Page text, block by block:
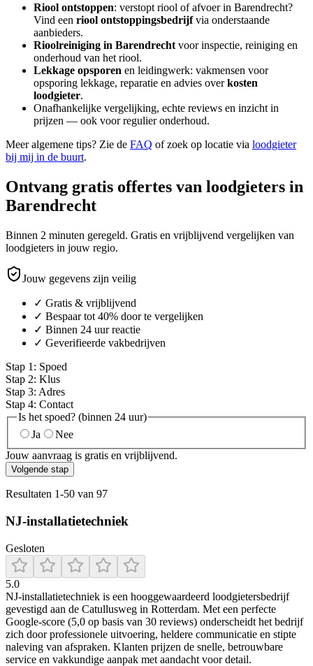
Riool ontstoppen: verstopt riool of afvoer in Barendrecht?
Vind een riool ontstoppingsbedrijfvia onderstaande
aanbieders.
Rioolreiniging in Barendrecht voor inspectie, reiniging en
onderhoud van het riool.
Lekkage opsporen en leidingwerk: vakmensen voor
opsporing lekkage, reparatie en advies overkosten
loodgieter.
Onafhankelijke vergelijking, echte reviews en inzicht in
prijzen — ook voor regulier onderhoud.
Meer algemene tips? Zie de FAQ of zoek op locatie via loodgieter
bij mij in de buurt.
Ontvang gratis offertes van loodgieters in
Barendrecht
Binnen 2 minuten geregeld. Gratis en vrijblijvend vergelijken van
loodgieters in jouw regio.
Jouw gegevens zijn veilig
✓ Gratis & vrijblijvend
✓ Bespaar tot 40% door te vergelijken
✓ Binnen 24 uur reactie
✓ Geverifieerde vakbedrijven
Stap 1 : Spoed
Stap 2: Klus
Stap 3: Adres
Stap 4: Contact
Is het spoed? (binnen 24 uur)
Ja
Nee
Jouw aanvraag is gratis en vrijblijvend.
Volgende stap
Resultaten 1-50 van 97
NJ-installatietechniek
Gesloten
5.0
NJ‑installatietechniek is een hooggewaardeerd loodgietersbedrijf
gevestigd aan de Catullusweg in Rotterdam. Met een perfecte
Google-score (5,0 op basis van 30 reviews) onderscheidt het bedrijf
zich door professionele uitvoering, heldere communicatie en stipte
naleving van afspraken. Klanten prijzen de snelle, betrouwbare
service en vakkundige aanpak met aandacht voor detail.